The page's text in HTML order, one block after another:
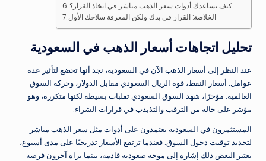
كيف تساعدك أدوات سعر الذهب مباشر في اتخاذ القرار؟
الخلاصة: القرار في يدك ولكن المعرفة سلاحك الأول
تحليل اتجاهات أسعار الذهب في السعودية
عند النظر إلى أسعار الذهب الآن في السعودية، نجد أنها تخضع لتأثير عدة
عوامل: أسعار النفط، قوة الريال السعودي مقابل الدولار، وحركة السوق
العالمية. مؤخرًا، شهد السوق السعودي تقلبات بسيطة لكنها متكررة، وهو
مؤشر على حالة من الترقب والتذبذب في قرارات الشراء.
المستثمرون في السعودية يعتمدون على أدوات مثل سعر الذهب مباشر
لتحديد توقيت دخول السوق. فعندما ترتفع الأسعار تدريجيًا على مدى أسبوع،
يعتبر البعض ذلك إشارة إلى موجة صعودية قادمة، بينما يراه آخرون فرصة